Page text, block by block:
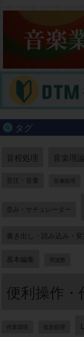
タグ
音程処理 音楽理論
音圧・音量 音像処理
歪み・サチュレーター
書き出し・読み込み・
基本編集 周波数
便利操作・
作業環境 低音処理